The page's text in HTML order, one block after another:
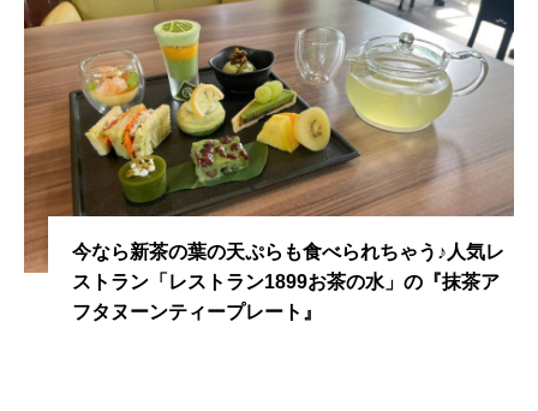
今なら新茶の葉の天ぷらも食べられちゃう♪人気レ
ストラン「レストラン1899お茶の水」の『抹茶ア
フタヌーンティープレート』